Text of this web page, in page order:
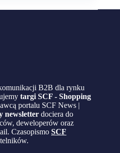
B2B dla rynku
targi SCF - Shopping
portalu SCF News |
newsletter dociera do
deweloperów oraz
Czasopismo SCF